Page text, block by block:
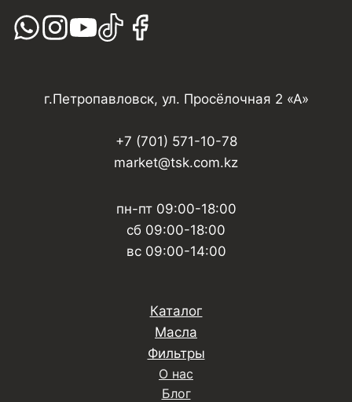
г.Петропавловск, ул. Просёлочная 2 «А»
+7 (701) 571-10-78
market@tsk.com.kz
пн-пт 09:00-18:00
сб 09:00-18:00
вс 09:00-14:00
Каталог
Масла
Фильтры
О нас
Блог